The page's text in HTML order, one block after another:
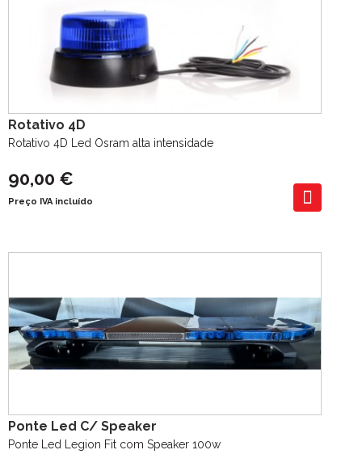
Rotativo 4D
Rotativo 4D Led Osram alta intensidade
90,00 €
Preço IVA incluído
Ponte Led C/ Speaker
Ponte Led Legion Fit com Speaker 100w